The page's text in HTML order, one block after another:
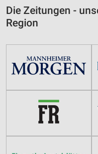
Die Zeitungen -
Region